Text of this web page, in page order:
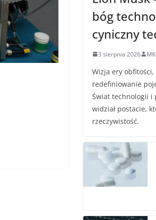
bóg
cyniczny
3 sierpnia 2026 MK
Wizja ery
redefiniowanie
Świat technologii i
widział postacie,
rzeczywistość.